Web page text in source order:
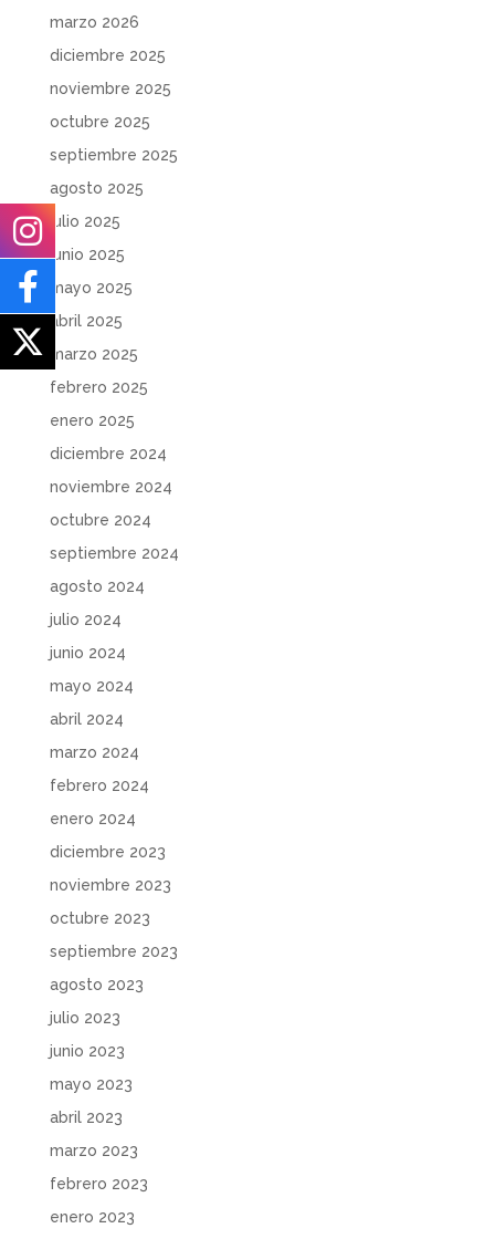
marzo 2026
diciembre 2025
noviembre 2025
octubre 2025
septiembre 2025
agosto 2025
julio 2025
junio 2025
mayo 2025
abril 2025
marzo 2025
febrero 2025
enero 2025
diciembre 2024
noviembre 2024
octubre 2024
septiembre 2024
agosto 2024
julio 2024
junio 2024
mayo 2024
abril 2024
marzo 2024
febrero 2024
enero 2024
diciembre 2023
noviembre 2023
octubre 2023
septiembre 2023
agosto 2023
julio 2023
junio 2023
mayo 2023
abril 2023
marzo 2023
febrero 2023
enero 2023